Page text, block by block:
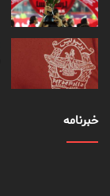
خبرنامه